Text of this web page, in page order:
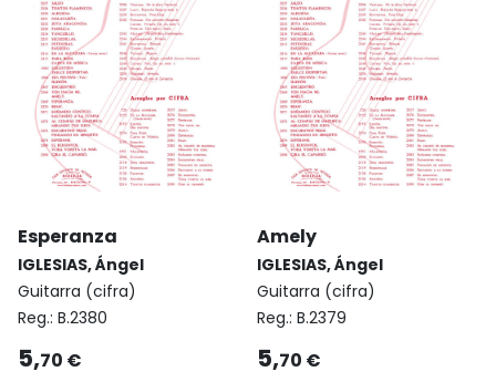
Esperanza
IGLESIAS, Ángel
Guitarra (cifra)
Reg.: B.2380
5,70 €
Amely
IGLESIAS, Ángel
Guitarra (cifra)
Reg.: B.2379
5,70 €